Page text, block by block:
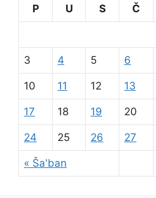
P
U S Č
« Ša'ban
3 4 5 6
10 11 12 13
17 18 19 20
24 25 26 27